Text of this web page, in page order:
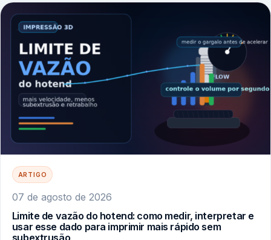
ARTIGO
07 de agosto de 2026
Limite de vazão do hotend: como medir, interpretar e
usar esse dado para imprimir mais rápido sem